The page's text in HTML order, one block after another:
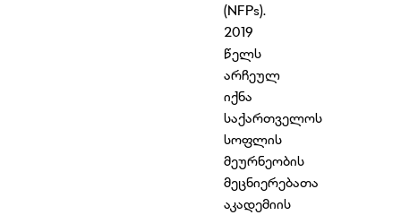
(NFPs).
2019
წელს
არჩეულ
იქნა
საქართველოს
სოფლის
მეურნეობის
მეცნიერებათა
აკადემიის